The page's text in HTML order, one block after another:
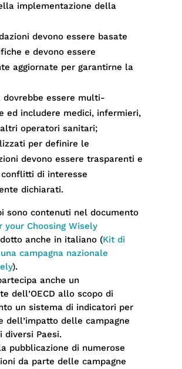
implementazione della
devono essere basate
e devono essere
aggiornate per garantirne la
dovrebbe essere multi-
ed includere medici, infermieri,
operatori sanitari;
per definire le
devono essere trasparenti e
di interesse
dichiarati.
sono contenuti nel documento
Choosing Wisely
anche in italiano (Kit di
campagna nazionale
).
anche un
dell’OECD allo scopo di
un sistema di indicatori per
dell’impatto delle campagne
diversi Paesi.
pubblicazione di numerose
da parte delle campagne